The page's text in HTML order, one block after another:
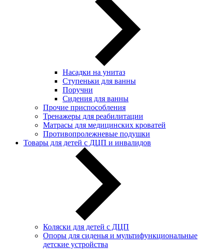
Насадки на унитаз
Ступеньки для ванны
Поручни
Сидения для ванны
Прочие приспособления
Тренажеры для реабилитации
Матрасы для медицинских кроватей
Противопролежневые подушки
Товары для детей с ДЦП и инвалидов
Коляски для детей с ДЦП
Опоры для сиденья и мультифункциональные
детские устройства